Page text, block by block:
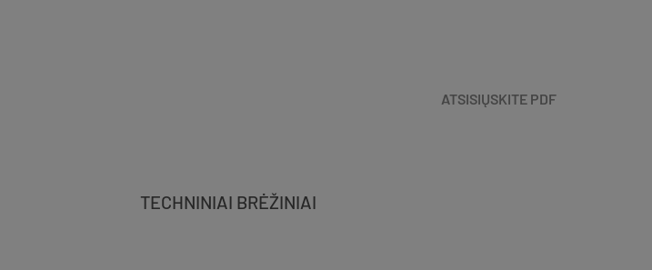
ATSISIŲSKITE PDF
TECHNINIAI BRĖŽINIAI